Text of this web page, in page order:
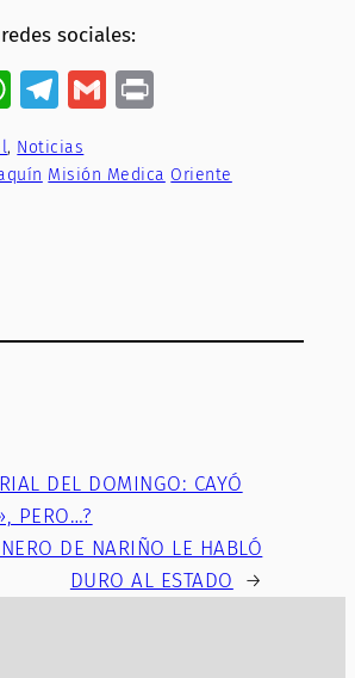
sociales:
WhatsApp
Telegram
GmailPrint
, Noticias
Misión Medica Oriente
DEL DOMINGO: CAYÓ
PERO…?
DE NARIÑO LE HABLÓ
DURO AL ESTADO
→